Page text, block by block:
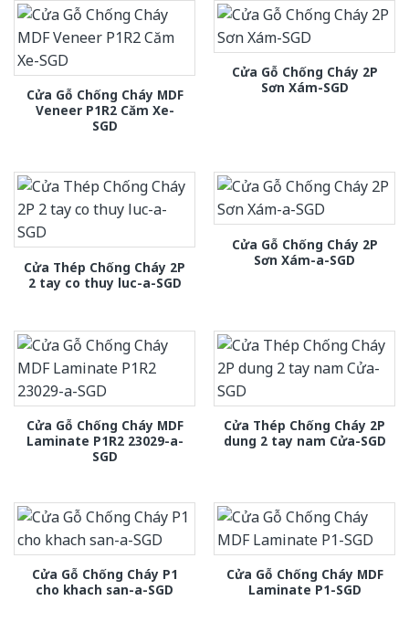
Cửa Gỗ Chống Cháy MDF
Veneer P1R2 Căm Xe-
SGD
Cửa Gỗ Chống Cháy 2P
Sơn Xám-SGD
Cửa Thép Chống Cháy 2P
2 tay co thuy luc-a-SGD
Cửa Gỗ Chống Cháy 2P
Sơn Xám-a-SGD
Cửa Gỗ Chống Cháy MDF
Laminate P1R2 23029-a-
SGD
Cửa Thép Chống Cháy 2P
dung 2 tay nam Cửa-SGD
Cửa Gỗ Chống Cháy P1
cho khach san-a-SGD
Cửa Gỗ Chống Cháy MDF
Laminate P1-SGD